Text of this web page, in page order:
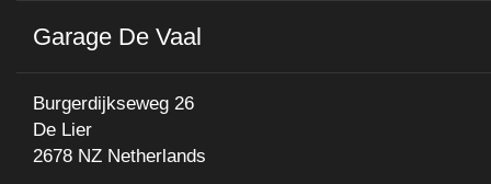
Garage De Vaal
Burgerdijkseweg 26
De Lier
2678 NZ Netherlands